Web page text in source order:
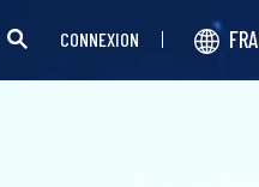
CONNEXION